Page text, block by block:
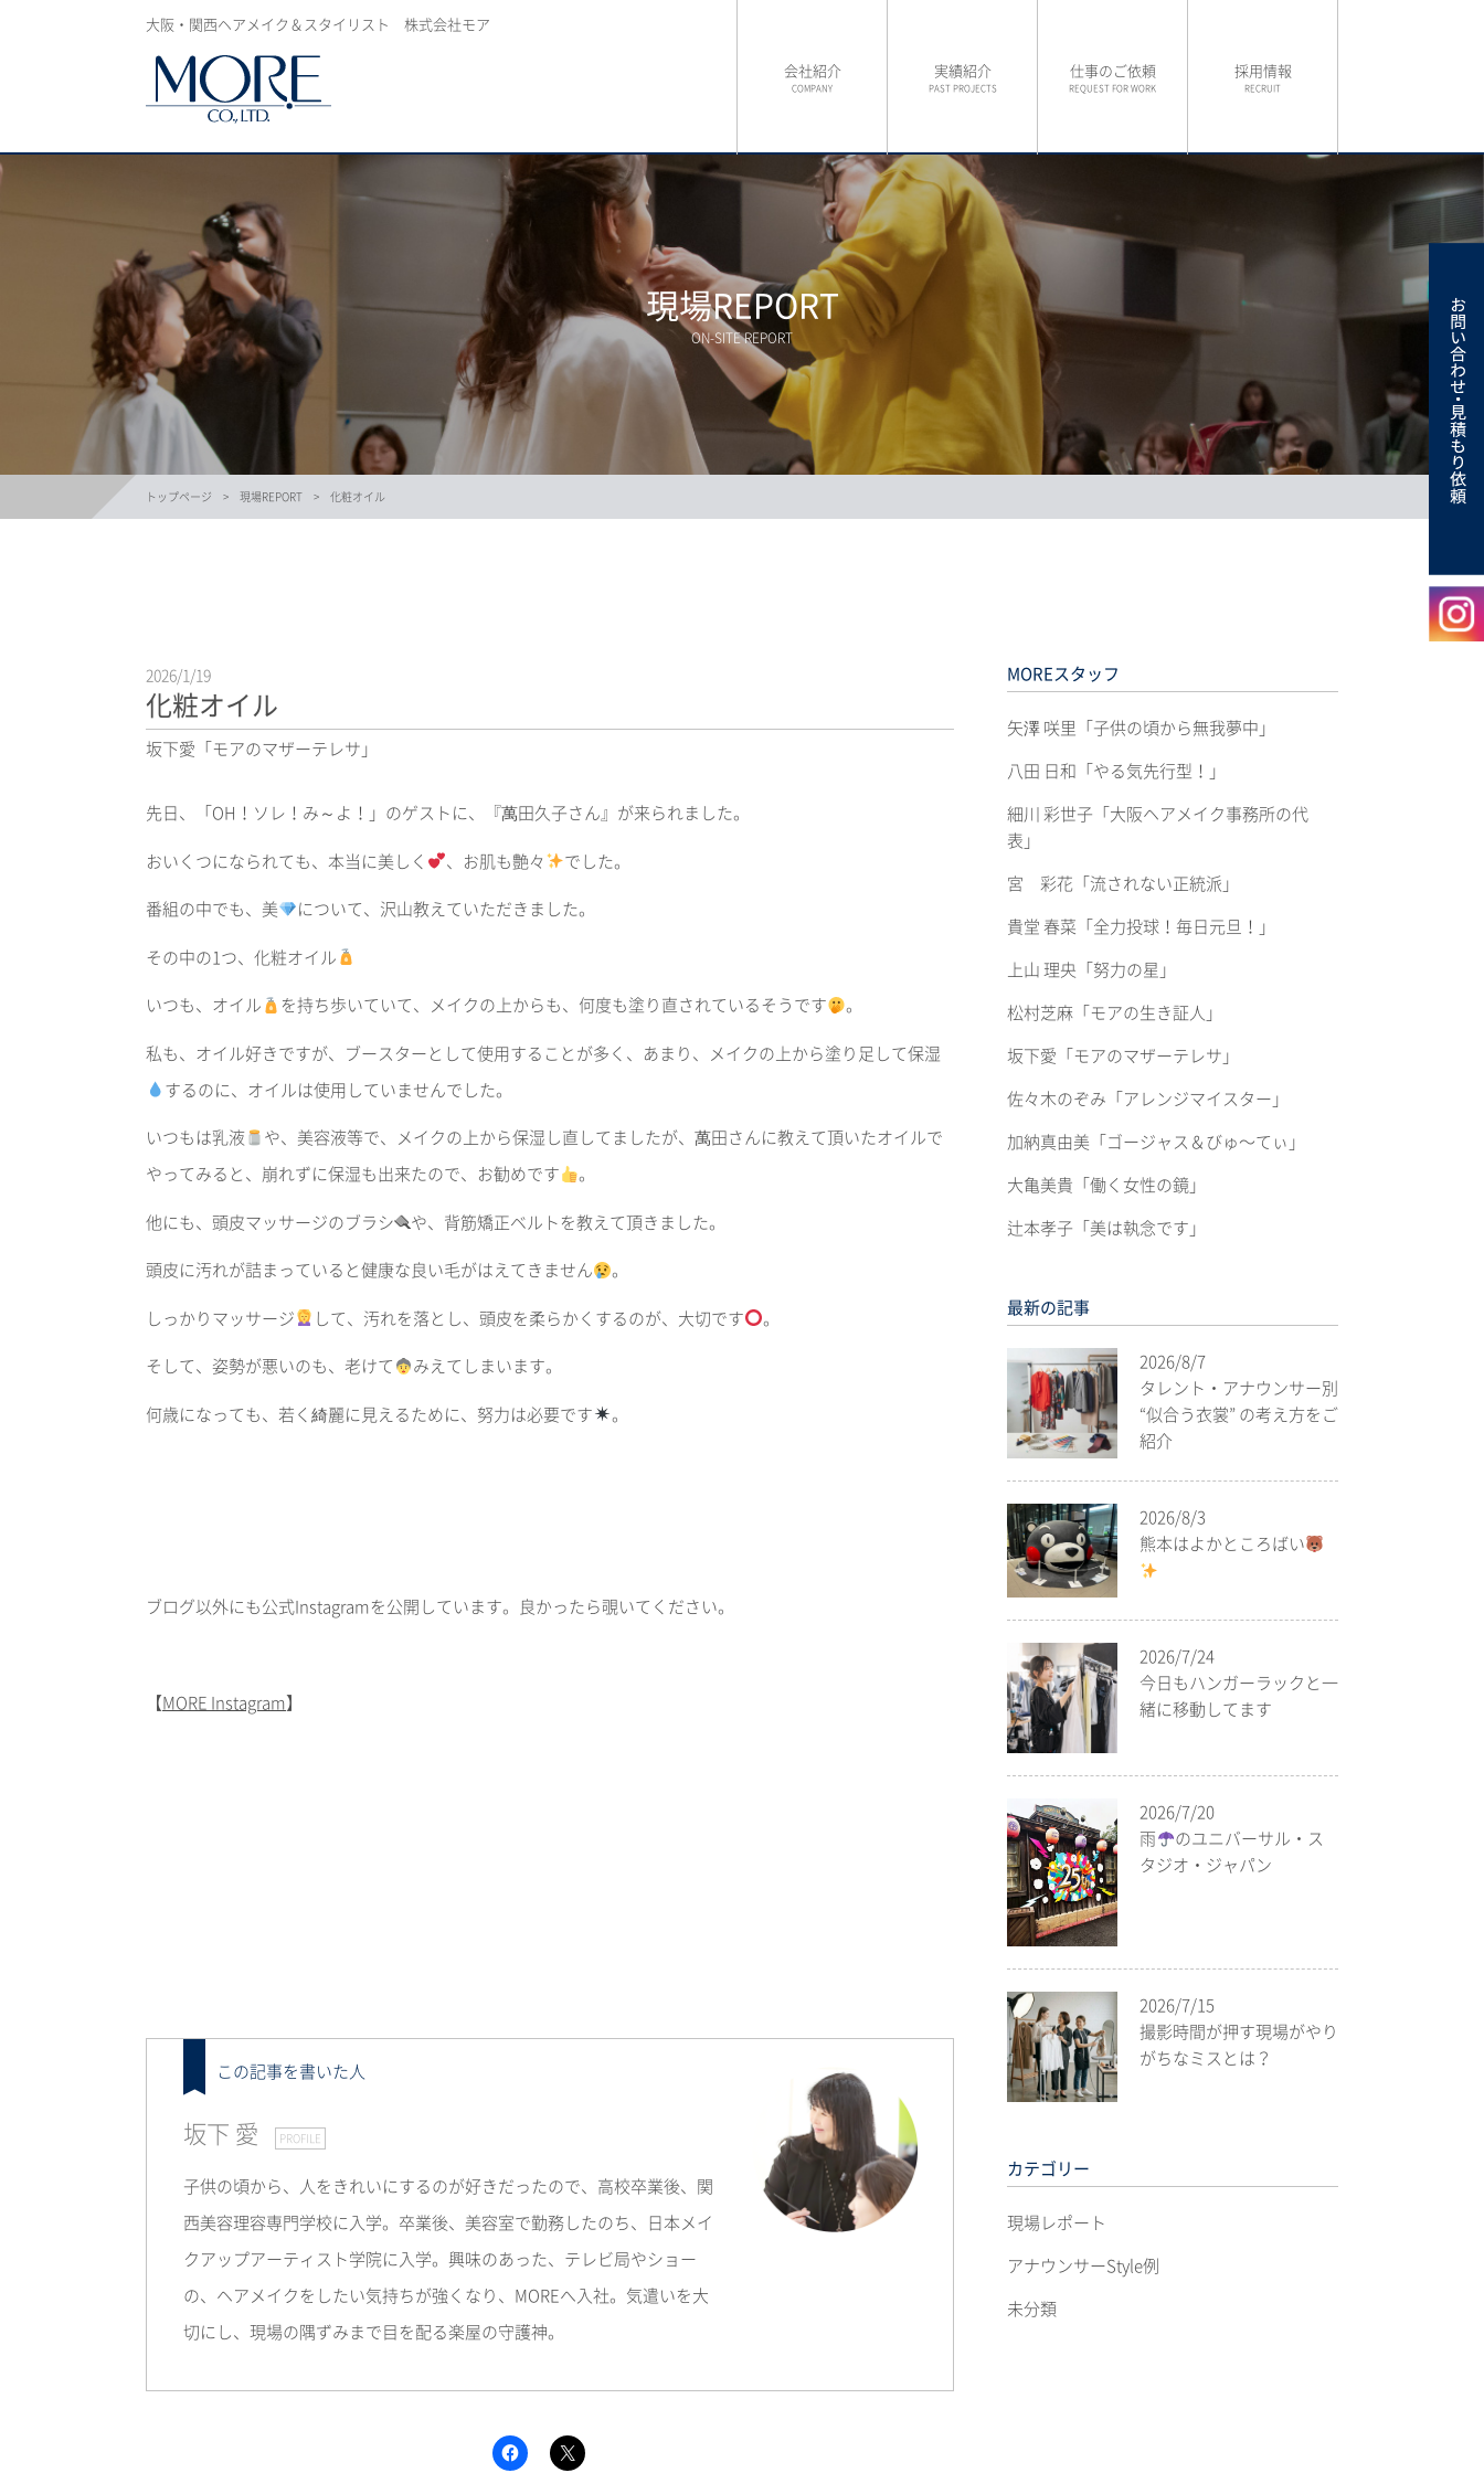
大阪・関西ヘアメイク＆スタイリスト 株式会社モア
会社紹介
COMPANY
実績紹介
PAST PROJECTS
仕事のご依頼
REQUEST FOR WORK
採用情報
RECRUIT
現場REPORT
ON-SITE REPORT
トップページ 現場REPORT 化粧オイル
2026/1/19
化粧オイル
坂下愛「モアのマザーテレサ」
先日、「OH！ソレ！み～よ！」のゲストに、『萬田久子さん』が来られました。
おいくつになられても、本当に美しく
、お肌も艶々
でした。
番組の中でも、美
について、沢山教えていただきました。
その中の1つ、化粧オイル
いつも、オイル
を持ち歩いていて、メイクの上からも、何度も塗り直されているそうです
。
私も、オイル好きですが、ブースターとして使用することが多く、あまり、メイクの上から塗り足して保湿
するのに、オイルは使用していませんでした。
いつもは乳液
や、美容液等で、メイクの上から保湿し直してましたが、萬田さんに教えて頂いたオイルで
やってみると、崩れずに保湿も出来たので、お勧めです
。
他にも、頭皮マッサージのブラシ🪮や、背筋矯正ベルトを教えて頂きました。
頭皮に汚れが詰まっていると健康な良い毛がはえてきません
。
しっかりマッサージ
して、汚れを落とし、頭皮を柔らかくするのが、大切です
。
そして、姿勢が悪いのも、老けて
みえてしまいます。
何歳になっても、若く綺麗に見えるために、努力は必要です
。
ブログ以外にも公式Instagramを公開しています。良かったら覗いてください。
【MORE Instagram】
この記事を書いた人
坂下 愛 PROFILE
子供の頃から、人をきれいにするのが好きだったので、高校卒業後、関
西美容理容専門学校に入学。卒業後、美容室で勤務したのち、日本メイ
クアップアーティスト学院に入学。興味のあった、テレビ局やショー
の、ヘアメイクをしたい気持ちが強くなり、MOREへ入社。気遣いを大
切にし、現場の隅ずみまで目を配る楽屋の守護神。
F
a
ク
リ
MOREスタッフ
矢澤 咲里「子供の頃から無我夢中」
八田 日和「やる気先行型！」
細川 彩世子「大阪ヘアメイク事務所の代
表」
宮 彩花「流されない正統派」
貴堂 春菜「全力投球！毎日元旦！」
上山 理央「努力の星」
松村芝麻「モアの生き証人」
坂下愛「モアのマザーテレサ」
佐々木のぞみ「アレンジマイスター」
加納真由美「ゴージャス＆びゅ〜てぃ」
大亀美貴「働く女性の鏡」
辻本孝子「美は執念です」
最新の記事
2026/8/7
タレント・アナウンサー別
“似合う衣裳” の考え方をご
紹介
2026/8/3
熊本はよかところばい
2026/7/24
今日もハンガーラックと一
緒に移動してます
2026/7/20
雨
のユニバーサル・ス
タジオ・ジャパン
2026/7/15
撮影時間が押す現場がやり
がちなミスとは？
カテゴリー
現場レポート
アナウンサーStyle例
未分類